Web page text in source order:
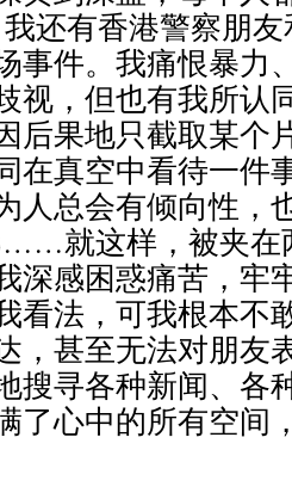
我还有香港警察朋
事件。我痛恨暴力
视，但也有我所认
后果地只截取某个
在真空中看待一件
人总会有倾向性，
就这样，被夹在
深感困惑痛苦，牢
看法，可我根本不
，甚至无法对朋友
寻各种新闻、各
了心中的所有空间